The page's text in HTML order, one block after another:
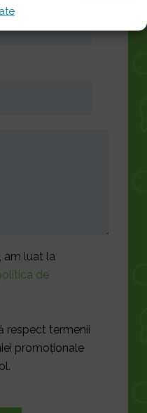
am luat la
de
respect termenii
promoționale